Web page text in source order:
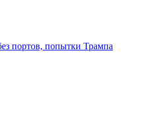
портов, попытки Трампа